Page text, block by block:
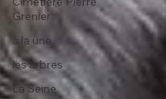
Grenier
à la une
les arbres
La Seine